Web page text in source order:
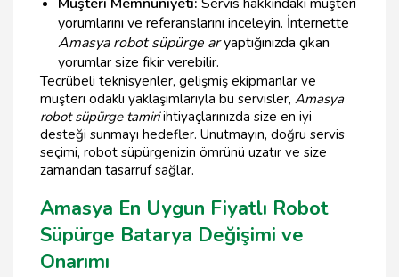
yorumlarını ve referanslarını inceleyin. İnternette
Amasya robot süpürge aryaptığınızda çıkan
yorumlar size fikir verebilir.
Tecrübeli teknisyenler, gelişmiş ekipmanlar ve
müşteri odaklı yaklaşımlarıyla bu servisler, Amasya
robot süpürge tamiriihtiyaçlarınızda size en iyi
desteği sunmayı hedefler. Unutmayın, doğru servis
seçimi, robot süpürgenizin ömrünü uzatır ve size
zamandan tasarruf sağlar.
Amasya En Uygun Fiyatlı Robot
Süpürge Batarya Değişimi ve
Onarımı